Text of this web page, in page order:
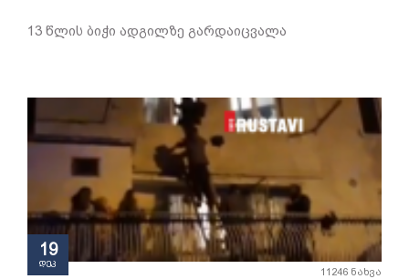
13 წლის ბიჭი ადგილზე გარდაიცვალა
19
დეკ
11246 ნახვა